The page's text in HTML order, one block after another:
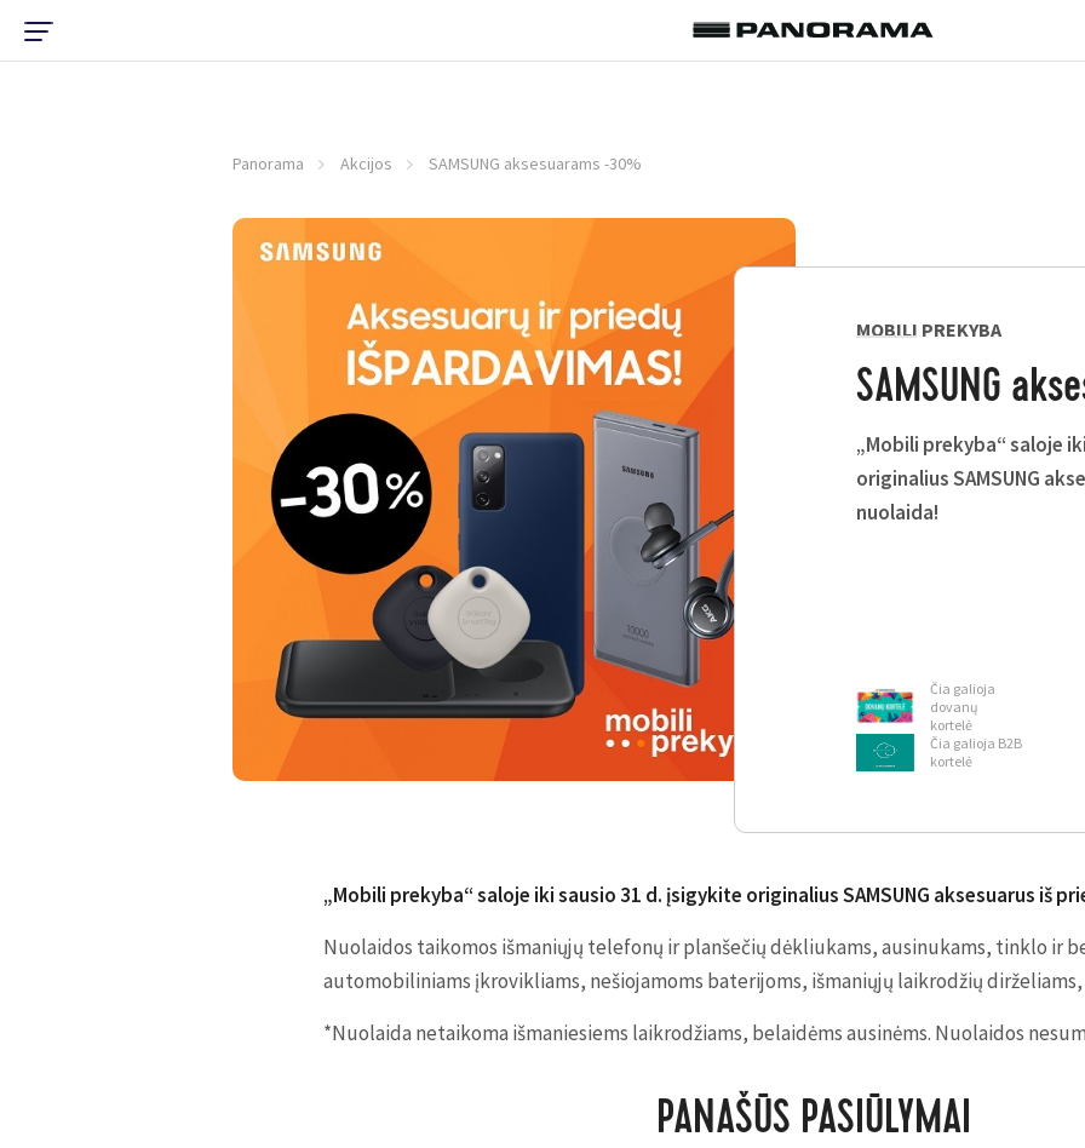
Panorama Akcijos SAMSUNG aksesuarams -30%
MOBILI PREKYBA
SAMSUNG
„Mobili prekyba“ saloje
originalius SAMSUNG
nuolaida!
Čia galioja
dovanų
kortelė
Čia galioja B2B
kortelė
„Mobili prekyba“ saloje iki sausio 31 d. įsigykite originalius SAMSUNG aksesuarus iš
Nuolaidos taikomos išmaniųjų telefonų ir planšečių dėkliukams, ausinukams, tinklo ir
automobiliniams įkrovikliams, nešiojamoms baterijoms, išmaniųjų laikrodžių
*Nuolaida netaikoma išmaniesiems laikrodžiams, belaidėms ausinėms. Nuolaidos
PANAŠŪS PASIŪLYMAI